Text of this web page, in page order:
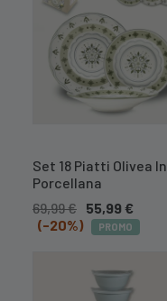
Set 18 Piatti Olivea In
Porcellana
69,99€ 55,99 €
(-20%)
PROMO